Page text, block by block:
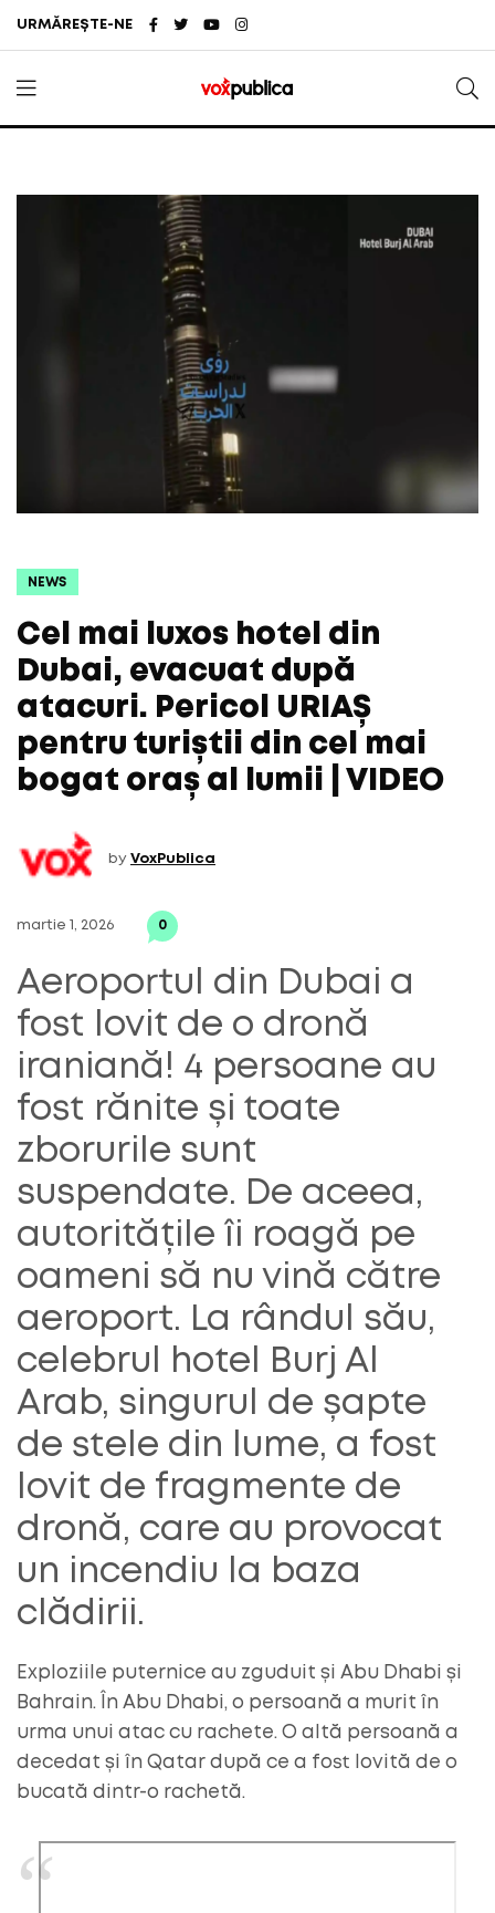
URMĂREȘTE-NE
NEWS
Cel mai luxos hotel din
Dubai, evacuat după
atacuri. Pericol URIAȘ
pentru turiștii din cel mai
bogat oraș al lumii | VIDEO
by VoxPublica
martie 1, 2026 0
Aeroportul din Dubai a
fost lovit de o dronă
iraniană! 4 persoane au
fost rănite și toate
zborurile sunt
suspendate. De aceea,
autoritățile îi roagă pe
oameni să nu vină către
aeroport. La rândul său,
celebrul hotel Burj Al
Arab, singurul de șapte
de stele din lume, a fost
lovit de fragmente de
dronă, care au provocat
un incendiu la baza
clădirii.
Exploziile puternice au zguduit și Abu Dhabi și
Bahrain. În Abu Dhabi, o persoană a murit în
urma unui atac cu rachete. O altă persoană a
decedat și în Qatar după ce a fost lovită de o
bucată dintr-o rachetă.